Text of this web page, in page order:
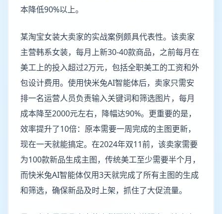
本降低90%以上。
某淘宝女装大卖家的实战案例颇具代表性。该卖家
主营韩系女装，每月上新30-40款商品，之前每月在
美工上的投入超过2万元，包括全职美工的工资和外
包设计费用。使用快米兔AI智能体后，卖家只需安
排一名运营人员负责输入关键词和筛选图片，每月
成本降至2000元左右，降幅达90%。更重要的是，
效率提升了10倍：原本需要一周完成的主图更新，
现在一天就能搞定。在2024年双11前，该卖家需要
为100款新品生成主图，传统美工至少需要半个月，
而快米兔AI智能体仅用3天就完成了所有主图的生成
和筛选，确保新品及时上架，抓住了大促流量。